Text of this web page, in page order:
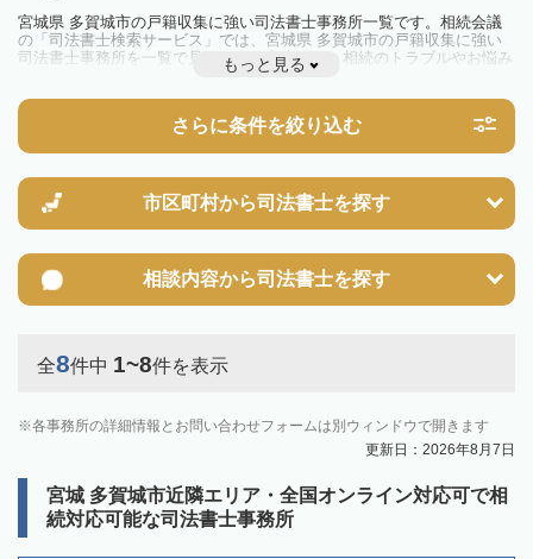
宮城県 多賀城市の戸籍収集に強い司法書士事務所一覧です。相続会議
の「司法書士検索サービス」では、宮城県 多賀城市の戸籍収集に強い
司法書士事務所を一覧で見ることが出来ます。相続のトラブルやお悩み
を抱えている方は一度近隣の司法書士に相談してみましょう。
もっと見る
さらに条件を絞り込む
市区町村から司法書士を探す
相談内容から司法書士を探す
全8件中 1~8件を表示
各事務所の詳細情報とお問い合わせフォームは別ウィンドウで開きます
更新日：2026年8月7日
宮城 多賀城市近隣エリア・全国オンライン対応可で相
続対応可能な司法書士事務所